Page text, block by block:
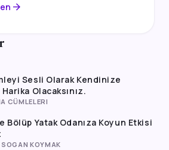
arrow_forward
Sesli Olarak Kendinize
Olacaksınız.
CÜMLELERI
Bölüp Yatak Odanıza Koyun Etkisi
KOYMAK